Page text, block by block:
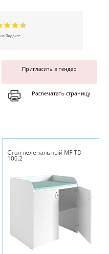
Пригласить в тендер
Распечатать страницу
Стол пеленальный МF TD
100.2